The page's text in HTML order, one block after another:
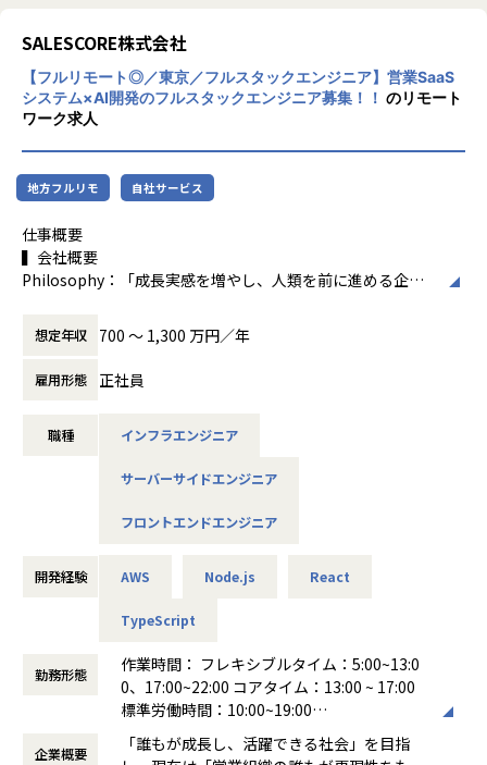
SALESCORE株式会社
【フルリモート◎／東京／フルスタックエンジニア】営業SaaS
システム×AI開発のフルスタックエンジニア募集！！ のリモート
ワーク求人
地方フルリモ 自社サービス
仕事概要
▍会社概要
Philosophy：「成長実感を増やし、人類を前に進める企
私たちは、成長こそが欲求を満たす最も健全な手段であり、
その挑戦が人々を前進させると信じています。この信念のも
と、あらゆる人が自身の成長に前向きになれる世界を目指し
ています。新卒の私を根気強く育ててくれた「先人」への感
なく共有し、次の世代に渡す」精神が、私たちの根幹にあり
Philosophyを具体的な成果に繋げるため、私たちは「特定
具体的には、「営業の科学」と「組織の科学」を徹底的に追
もが努力と覚悟さえあれば成長し、最高の成果と「達成の喜
▍担当プロダクトについて
会話解析AI「Value Intelligence (VI)」
商談録画やメモをAIが解析し、顧客の購買ロジックを特許出
願中の独自フレーム「Value Map」に基づいて可視化・価値
想定年収 700 〜 1,300 万円／年
雇用形態 正社員
職種 インフラエンジニア
サーバーサイドエンジニア
フロントエンドエンジニア
開発経験 AWS Node.js React
TypeScript
勤務形態
作業時間： フレキシブルタイム：5:00~13:0
0、17:00~22:00 コアタイム：13:00 ~ 17:00
標準労働時間：10:00~19:00
働き方： フレックス制（コアタイムあり）
時間外労働の有無： 有（月平均25時間）
企業概要
「誰もが成長し、活躍できる社会」を目指